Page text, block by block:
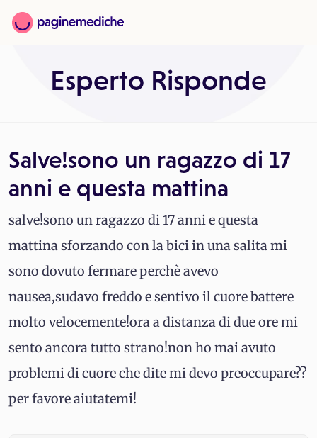
Esperto Risponde
Salve!sono un ragazzo di 17
anni e questa mattina
salve!sono un ragazzo di 17 anni e questa
mattina sforzando con la bici in una salita mi
sono dovuto fermare perchè avevo
nausea,sudavo freddo e sentivo il cuore battere
molto velocemente!ora a distanza di due ore mi
sento ancora tutto strano!non ho mai avuto
problemi di cuore che dite mi devo preoccupare??
per favore aiutatemi!